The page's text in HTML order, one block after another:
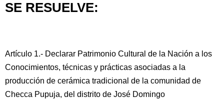
SE RESUELVE:
Artículo 1.- Declarar Patrimonio Cultural de la Nación a los
Conocimientos, técnicas y prácticas asociadas a la
producción de cerámica tradicional de la comunidad de
Checca Pupuja, del distrito de José Domingo